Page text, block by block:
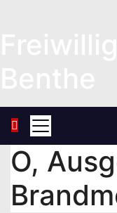
O,